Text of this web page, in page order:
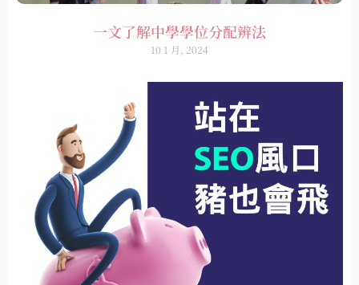
一文了解中學學位分配辨法
10 1 月, 2024